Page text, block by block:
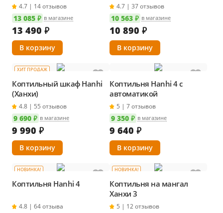
4.7 | 14 отзывов
13 085 ₽ в магазине
13 490 ₽
4.7 | 37 отзывов
10 563 ₽ в магазине
10 890 ₽
ХИТ ПРОДАЖ
Коптильный шкаф Hanhi
(Ханхи)
4.8 | 55 отзывов
9 690 ₽ в магазине
9 990 ₽
Коптильня Hanhi 4 с
автоматикой
5 | 7 отзывов
9 350 ₽ в магазине
9 640 ₽
НОВИНКА!
Коптильня Hanhi 4
4.8 | 64 отзыва
НОВИНКА!
Коптильня на мангал
Ханхи 3
5 | 12 отзывов